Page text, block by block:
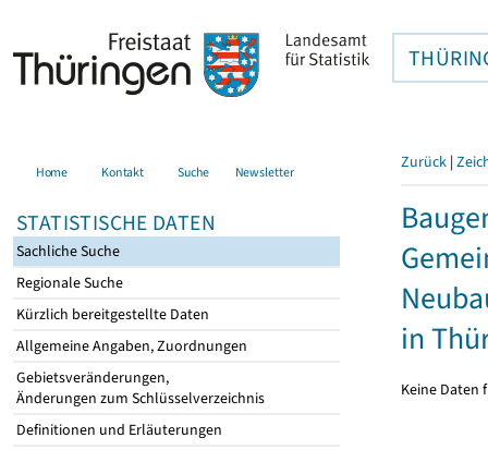
Home Kontakt Suche Newsletter
STATISTISCHE DATEN
Sachliche Suche
Regionale Suche
Kürzlich bereitgestellte Daten
Allgemeine Angaben, Zuordnungen
Gebietsveränderungen,
Änderungen zum Schlüsselverzeichnis
Definitionen und Erläuterungen
Zurück |
in
Keine Daten